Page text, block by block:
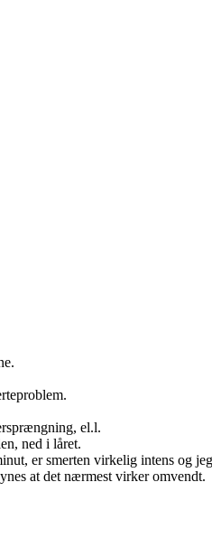
el.l.
ned i låret.
er smerten virkelig intens og
at det nærmest virker omvendt.